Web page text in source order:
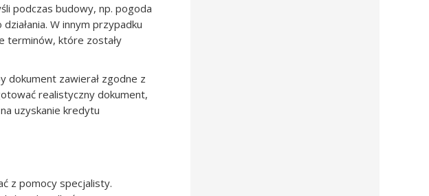
podczas budowy, np. pogoda
W innym przypadku
terminów, które zostały
dokument zawierał zgodne z
realistyczny dokument,
uzyskanie kredytu
z pomocy specjalisty.